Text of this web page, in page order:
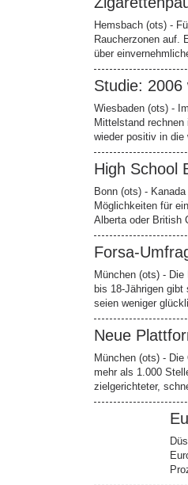
Hemsbach (ots) -
Raucherzonen auf.
über
Studie:
Wiesbaden (ots) -
Mittelstand
wieder positiv in
High School
Bonn (ots) -
Möglichkeiten für
Alberta oder British
Forsa-
München (ots) -
bis 18-Jährigen
seien weniger
Neue
München (ots) -
mehr als 1.000
zielgerichteter,